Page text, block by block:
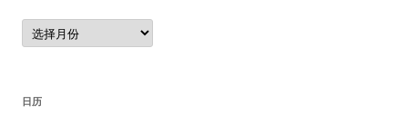
归
档
日历